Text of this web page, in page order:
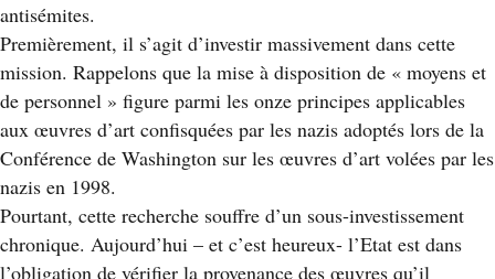
antisémites.
Premièrement, il s’agit d’investir massivement dans cette
mission. Rappelons que la mise à disposition de « moyens et
de personnel » figure parmi les onze principes applicables
aux œuvres d’art confisquées par les nazis adoptés lors de la
Conférence de Washington sur les œuvres d’art volées par les
nazis en 1998.
Pourtant, cette recherche souffre d’un sous-investissement
chronique. Aujourd’hui – et c’est heureux- l’Etat est dans
l’obligation de vérifier la provenance des œuvres qu’il